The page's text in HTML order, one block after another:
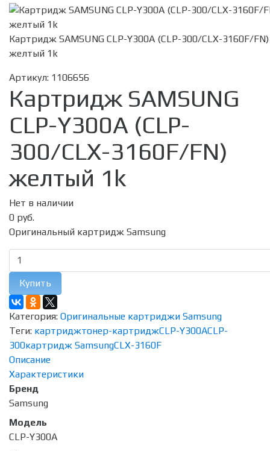
Картридж SAMSUNG CLP-Y300A (CLP-300/CLX-3160F/FN)
желтый 1k
Артикул: 1106656
Картридж SAMSUNG
CLP-Y300A (CLP-
300/CLX-3160F/FN)
желтый 1k
Нет в наличии
0 руб.
Оригинальный картридж Samsung
Купить
Категория: Оригинальные картриджи Samsung
Теги: картриджтонер-картриджCLP-Y300ACLP-
300картридж SamsungCLX-3160F
Описание
Характеристики
Бренд
Samsung
Модель
CLP-Y300A